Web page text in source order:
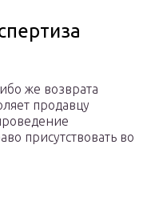
же возврата
продавцу
присутствовать во